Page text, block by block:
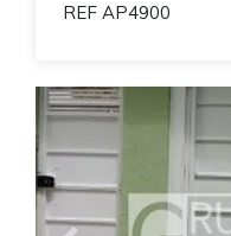
REF AP4900